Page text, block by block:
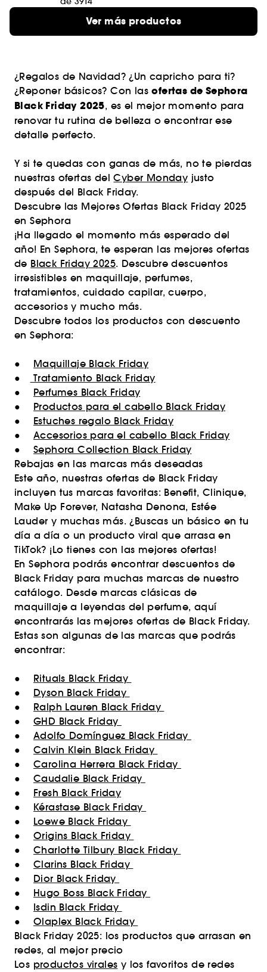
Ver más productos
¿Regalos de Navidad? ¿Un capricho para ti?
¿Reponer básicos? Con lasofertas de Sephora
Black Friday 2025, es el mejor momento para
renovar tu rutina de belleza o encontrar ese
detalle perfecto.
Y si te quedas con ganas de más, no te pierdas
nuestras ofertas delCyber Monday justo
después del Black Friday.
Descubre las Mejores Ofertas Black Friday 2025
en Sephora
¡Ha llegado el momento más esperado del
año! En Sephora, te esperan las mejores ofertas
de Black Friday 2025. Descubre descuentos
irresistibles en maquillaje, perfumes,
tratamientos, cuidado capilar, cuerpo,
accesorios y mucho más.
Descubre todos los productos con descuento
en Sephora:
● Maquillaje Black Friday
●
Tratamiento Black Friday
● Perfumes Black Friday
● Productos para el cabello Black Friday
● Estuches regalo Black Friday
● Accesorios para el cabello Black Friday
● Sephora Collection Black Friday
Rebajas en las marcas más deseadas
Este año, nuestras ofertas de Black Friday
incluyen tus marcas favoritas: Benefit, Clinique,
Make Up Forever, Natasha Denona, Estée
Lauder y muchas más. ¿Buscas un básico en tu
día a día o un producto viral que arrasa en
TikTok? ¡Lo tienes con las mejores ofertas!
En Sephora podrás encontrar descuentos de
Black Friday para muchas marcas de nuestro
catálogo. Desde marcas clásicas de
maquillaje a leyendas del perfume, aquí
encontrarás las mejores ofertas de Black Friday.
Estas son algunas de las marcas que podrás
encontrar:
● Rituals Black Friday
● Dyson Black Friday
● Ralph Lauren Black Friday
● GHD Black Friday
● Adolfo Domínguez Black Friday
● Calvin Klein Black Friday
● Carolina Herrera Black Friday
● Caudalie Black Friday
● Fresh Black Friday
● Kérastase Black Friday
● Loewe Black Friday
● Origins Black Friday
● Charlotte Tilbury Black Friday
● Clarins Black Friday
● Dior Black Friday
● Hugo Boss Black Friday
● Isdin Black Friday
● Olaplex Black Friday
Black Friday 2025: los productos que arrasan en
redes, al mejor precio
Los productos virales y los favoritos de redes